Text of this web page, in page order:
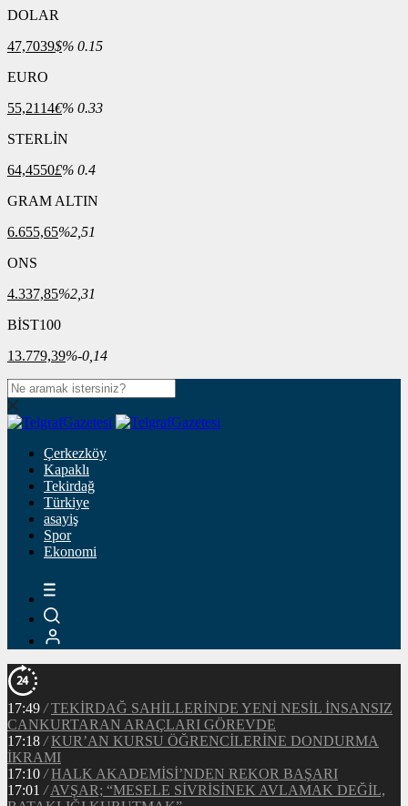
DOLAR
47,7039$% 0.15
EURO
55,2114€% 0.33
STERLİN
64,4550£% 0.4
GRAM ALTIN
6.655,65%2,51
ONS
4.337,85%2,31
BİST100
13.779,39%-0,14
Çerkezköy
Kapaklı
Tekirdağ
Türkiye
asayiş
Spor
Ekonomi
17:49 / TEKİRDAĞ SAHİLLERİNDE YENİ NESİL İNSANSIZ
CANKURTARAN ARAÇLARI GÖREVDE
17:18 / KUR’AN KURSU ÖĞRENCİLERİNE DONDURMA
İKRAMI
17:10 / HALK AKADEMİSİ’NDEN REKOR BAŞARI
17:01 / AVŞAR; “MESELE SİVRİSİNEK AVLAMAK DEĞİL,